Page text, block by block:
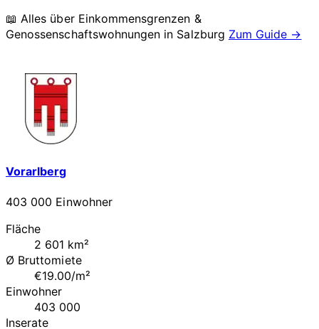
📖 Alles über Einkommensgrenzen &
Genossenschaftswohnungen in Salzburg Zum Guide →
Vorarlberg
403 000 Einwohner
Fläche
2 601 km²
Ø Bruttomiete
€19.00/m²
Einwohner
403 000
Inserate